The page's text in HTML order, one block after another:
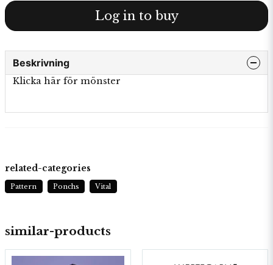
Log in to buy
Beskrivning
Klicka här för mönster
similar-products
related-categories
Pattern Ponchs Vital